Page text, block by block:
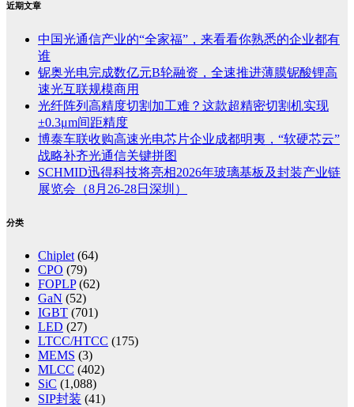
近期文章
中国光通信产业的“全家福”，来看看你熟悉的企业都有
谁
铌奥光电完成数亿元B轮融资，全速推进薄膜铌酸锂高
速光互联规模商用
光纤阵列高精度切割加工难？这款超精密切割机实现
±0.3μm间距精度
博泰车联收购高速光电芯片企业成都明夷，“软硬芯云”
战略补齐光通信关键拼图
SCHMID迅得科技将亮相2026年玻璃基板及封装产业链
展览会（8月26-28日深圳）
分类
Chiplet (64)
CPO (79)
FOPLP(62)
GaN (52)
IGBT (701)
LED (27)
LTCC/HTCC (175)
MEMS (3)
MLCC (402)
SiC (1,088)
SIP封装 (41)